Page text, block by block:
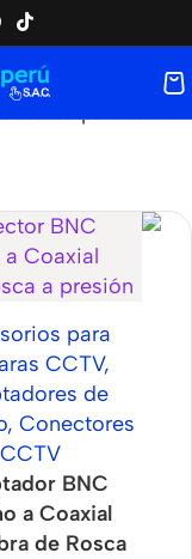
para CCTV
para
CCTV,
de
, Conectores
BNC
a Coaxial
de Rosca